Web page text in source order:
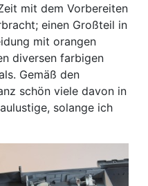
mit dem Vorbereiten
einen Großteil in
mit orangen
diversen farbigen
Gemäß den
schön viele davon in
solange ich